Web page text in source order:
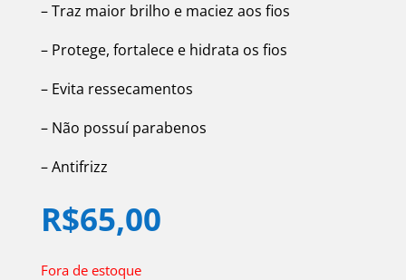
– Traz maior brilho e maciez aos fios
– Protege, fortalece e hidrata os fios
– Evita ressecamentos
– Não possuí parabenos
– Antifrizz
R$65,00
Fora de estoque